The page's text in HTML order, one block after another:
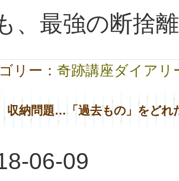
、最強の断捨
リー： 奇跡講座ダイアリ
収納問題…「過去もの」をどれ
06-09